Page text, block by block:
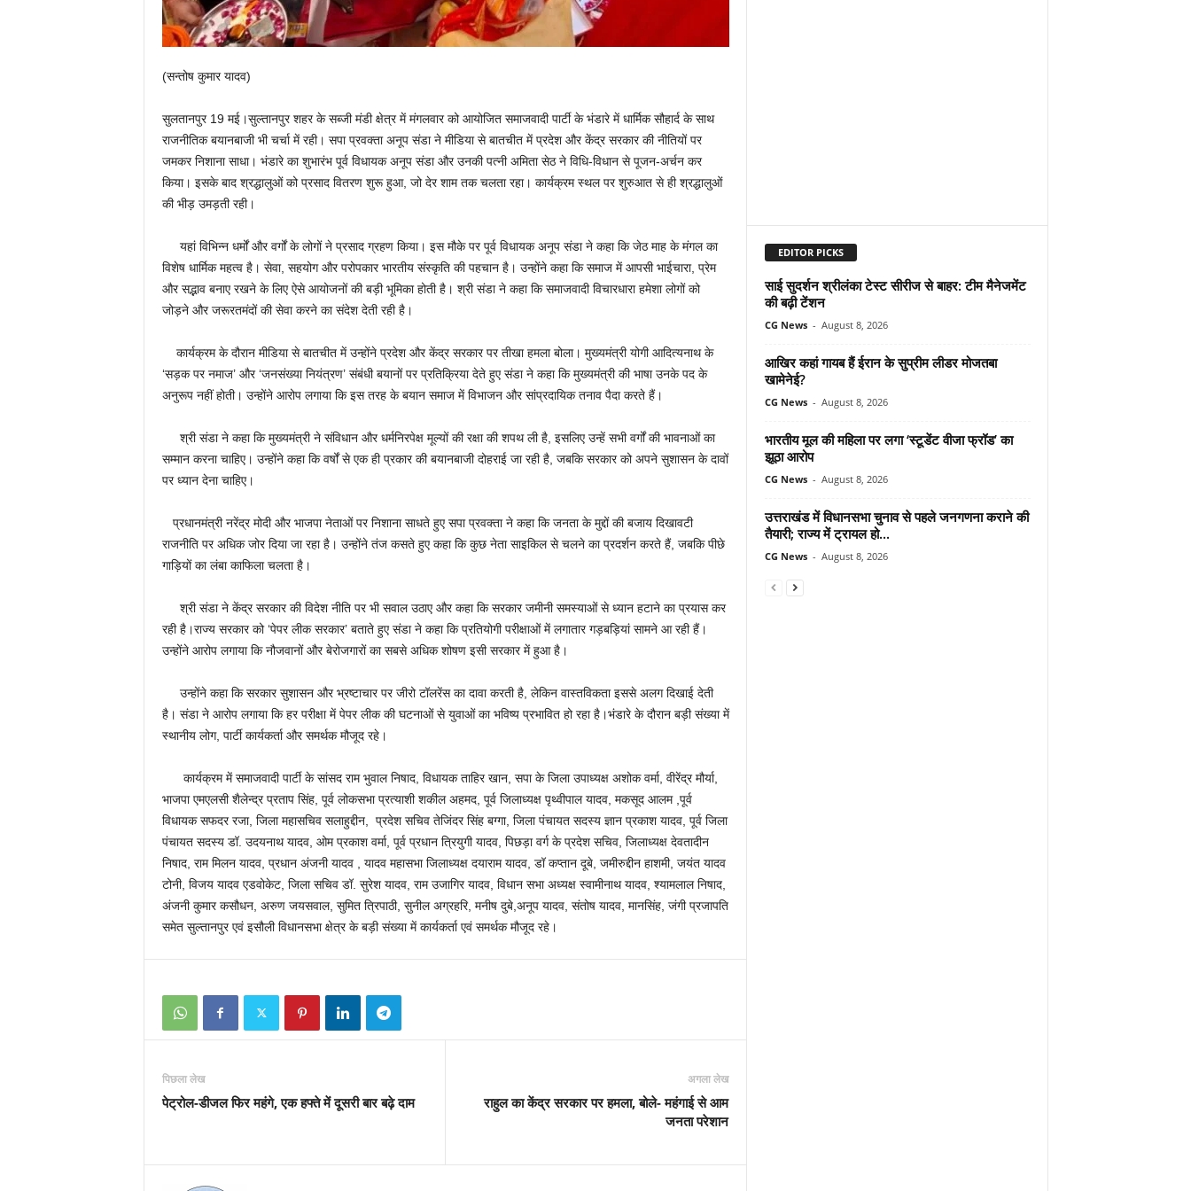
(सन्तोष कुमार यादव)
सुलतानपुर 19 मई।सुल्तानपुर शहर के सब्जी मंडी क्षेत्र में मंगलवार को आयोजित समाजवादी पार्टी के भंडारे में धार्मिक सौहार्द के साथ
राजनीतिक बयानबाजी भी चर्चा में रही। सपा प्रवक्ता अनूप संडा ने मीडिया से बातचीत में प्रदेश और केंद्र सरकार की नीतियों पर
जमकर निशाना साधा। भंडारे का शुभारंभ पूर्व विधायक अनूप संडा और उनकी पत्नी अमिता सेठ ने विधि-विधान से पूजन-अर्चन कर
किया। इसके बाद श्रद्धालुओं को प्रसाद वितरण शुरू हुआ, जो देर शाम तक चलता रहा। कार्यक्रम स्थल पर शुरुआत से ही श्रद्धालुओं
की भीड़ उमड़ती रही।
यहां विभिन्न धर्मों और वर्गों के लोगों ने प्रसाद ग्रहण किया। इस मौके पर पूर्व विधायक अनूप संडा ने कहा कि जेठ माह के मंगल का
विशेष धार्मिक महत्व है। सेवा, सहयोग और परोपकार भारतीय संस्कृति की पहचान है। उन्होंने कहा कि समाज में आपसी भाईचारा, प्रेम
और सद्भाव बनाए रखने के लिए ऐसे आयोजनों की बड़ी भूमिका होती है। श्री संडा ने कहा कि समाजवादी विचारधारा हमेशा लोगों को
जोड़ने और जरूरतमंदों की सेवा करने का संदेश देती रही है।
कार्यक्रम के दौरान मीडिया से बातचीत में उन्होंने प्रदेश और केंद्र सरकार पर तीखा हमला बोला। मुख्यमंत्री योगी आदित्यनाथ के
‘सड़क पर नमाज’ और ‘जनसंख्या नियंत्रण’ संबंधी बयानों पर प्रतिक्रिया देते हुए संडा ने कहा कि मुख्यमंत्री की भाषा उनके पद के
अनुरूप नहीं होती। उन्होंने आरोप लगाया कि इस तरह के बयान समाज में विभाजन और सांप्रदायिक तनाव पैदा करते हैं।
श्री संडा ने कहा कि मुख्यमंत्री ने संविधान और धर्मनिरपेक्ष मूल्यों की रक्षा की शपथ ली है, इसलिए उन्हें सभी वर्गों की भावनाओं का
सम्मान करना चाहिए। उन्होंने कहा कि वर्षों से एक ही प्रकार की बयानबाजी दोहराई जा रही है, जबकि सरकार को अपने सुशासन के दावों
पर ध्यान देना चाहिए।
प्रधानमंत्री नरेंद्र मोदी और भाजपा नेताओं पर निशाना साधते हुए सपा प्रवक्ता ने कहा कि जनता के मुद्दों की बजाय दिखावटी
राजनीति पर अधिक जोर दिया जा रहा है। उन्होंने तंज कसते हुए कहा कि कुछ नेता साइकिल से चलने का प्रदर्शन करते हैं, जबकि पीछे
गाड़ियों का लंबा काफिला चलता है।
श्री संडा ने केंद्र सरकार की विदेश नीति पर भी सवाल उठाए और कहा कि सरकार जमीनी समस्याओं से ध्यान हटाने का प्रयास कर
रही है।राज्य सरकार को ‘पेपर लीक सरकार’ बताते हुए संडा ने कहा कि प्रतियोगी परीक्षाओं में लगातार गड़बड़ियां सामने आ रही हैं।
उन्होंने आरोप लगाया कि नौजवानों और बेरोजगारों का सबसे अधिक शोषण इसी सरकार में हुआ है।
उन्होंने कहा कि सरकार सुशासन और भ्रष्टाचार पर जीरो टॉलरेंस का दावा करती है, लेकिन वास्तविकता इससे अलग दिखाई देती
है। संडा ने आरोप लगाया कि हर परीक्षा में पेपर लीक की घटनाओं से युवाओं का भविष्य प्रभावित हो रहा है।भंडारे के दौरान बड़ी संख्या में
स्थानीय लोग, पार्टी कार्यकर्ता और समर्थक मौजूद रहे।
कार्यक्रम में समाजवादी पार्टी के सांसद राम भुवाल निषाद, विधायक ताहिर खान, सपा के जिला उपाध्यक्ष अशोक वर्मा, वीरेंद्र मौर्या,
भाजपा एमएलसी शैलेन्द्र प्रताप सिंह, पूर्व लोकसभा प्रत्याशी शकील अहमद, पूर्व जिलाध्यक्ष पृथ्वीपाल यादव, मकसूद आलम ,पूर्व
विधायक सफदर रजा, जिला महासचिव सलाहुद्दीन, प्रदेश सचिव तेजिंदर सिंह बग्गा, जिला पंचायत सदस्य ज्ञान प्रकाश यादव, पूर्व जिला
पंचायत सदस्य डॉ. उदयनाथ यादव, ओम प्रकाश वर्मा, पूर्व प्रधान त्रियुगी यादव, पिछड़ा वर्ग के प्रदेश सचिव, जिलाध्यक्ष देवतादीन
निषाद, राम मिलन यादव, प्रधान अंजनी यादव , यादव महासभा जिलाध्यक्ष दयाराम यादव, डॉ कप्तान दूबे, जमीरुद्दीन हाशमी, जयंत यादव
टोनी, विजय यादव एडवोकेट, जिला सचिव डॉ. सुरेश यादव, राम उजागिर यादव, विधान सभा अध्यक्ष स्वामीनाथ यादव, श्यामलाल निषाद,
अंजनी कुमार कसौधन, अरुण जयसवाल, सुमित त्रिपाठी, सुनील अग्रहरि, मनीष दुबे,अनूप यादव, संतोष यादव, मानसिंह, जंगी प्रजापति
समेत सुल्तानपुर एवं इसौली विधानसभा क्षेत्र के बड़ी संख्या में कार्यकर्ता एवं समर्थक मौजूद रहे।
पिछला लेख
पेट्रोल-डीजल फिर महंगे, एक हफ्ते में दूसरी बार बढ़े दाम
अगला लेख
राहुल का केंद्र सरकार पर हमला, बोले- महंगाई से आम
जनता परेशान
EDITOR PICKS
साई सुदर्शन श्रीलंका टेस्ट सीरीज से बाहर: टीम मैनेजमेंट
की बढ़ी टेंशन
CG News - August 8, 2026
आखिर कहां गायब हैं ईरान के सुप्रीम लीडर मोजतबा
खामेनेई?
CG News - August 8, 2026
भारतीय मूल की महिला पर लगा ‘स्टूडेंट वीजा फ्रॉड’ का
झूठा आरोप
CG News - August 8, 2026
उत्तराखंड में विधानसभा चुनाव से पहले जनगणना कराने की
तैयारी; राज्य में ट्रायल हो...
CG News - August 8, 2026